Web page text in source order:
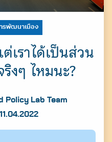
รพัฒนาเมือง
เราได้เป็นส่วน
งๆ ไหมนะ?
Policy Lab Team
11.04.2022